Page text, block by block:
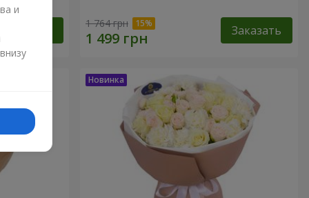
1 764 грн Заказать
и